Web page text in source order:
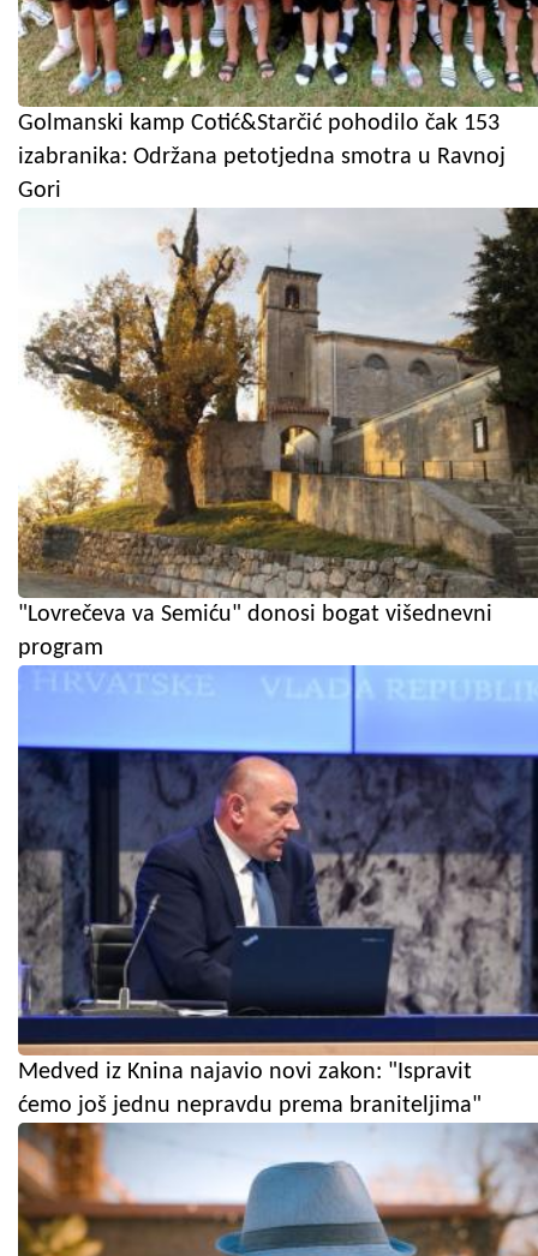
Golmanski kamp Cotić&Starčić pohodilo čak 153
izabranika: Održana petotjedna smotra u Ravnoj
Gori
"Lovrečeva va Semiću" donosi bogat višednevni
program
Medved iz Knina najavio novi zakon: "Ispravit
ćemo još jednu nepravdu prema braniteljima"